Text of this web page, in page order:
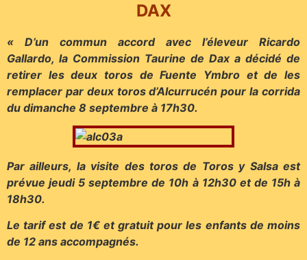
DAX
« D’un commun accord avec l’éleveur Ricardo
Gallardo, la Commission Taurine de Dax a décidé de
retirer les deux toros de Fuente Ymbro et de les
remplacer par deux toros d’Alcurrucén pour la corrida
du dimanche 8 septembre à 17h30.
Par ailleurs, la visite des toros de Toros y Salsa est
prévue jeudi 5 septembre de 10h à 12h30 et de 15h à
18h30.
Le tarif est de 1€ et gratuit pour les enfants de moins
de 12 ans accompagnés.